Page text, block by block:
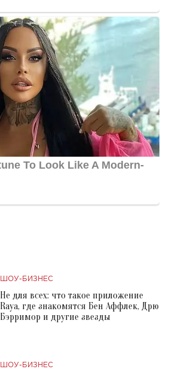
ШОУ-БИЗНЕС
Не для всех: что такое приложение
Raya, где знакомятся Бен Аффлек, Дрю
Бэрримор и другие звезды
ШОУ-БИЗНЕС